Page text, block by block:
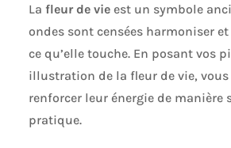
La fleur de vieest un symbole
ondes sont censées harmoniser
ce qu’elle touche. En posant vos
illustration de la fleur de vie, vous
renforcer leur énergie de manière
pratique.